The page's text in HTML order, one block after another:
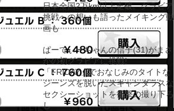
日本全国2万km以上走破。グラビア
挑戦への想いも語ったメイキング動
画も
ぱーてぃーちゃんの信子(31)がまさ
かの初グラビアに挑戦!
「FRIDAY」でおなじみのタイトな
ジーンズを脱いだスキャンダラスな
セクシーショットを衝撃の撮り下ろ
し